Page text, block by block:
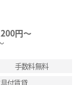
円～
手数料無料